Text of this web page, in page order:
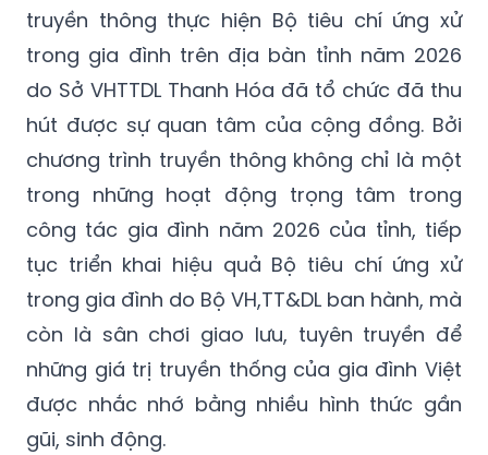
truyền thông thực hiện Bộ tiêu chí ứng xử
trong gia đình trên địa bàn tỉnh năm 2026
do Sở VHTTDL Thanh Hóa đã tổ chức đã thu
hút được sự quan tâm của cộng đồng. Bởi
chương trình truyền thông không chỉ là một
trong những hoạt động trọng tâm trong
công tác gia đình năm 2026 của tỉnh, tiếp
tục triển khai hiệu quả Bộ tiêu chí ứng xử
trong gia đình do Bộ VH,TT&DL ban hành, mà
còn là sân chơi giao lưu, tuyên truyền để
những giá trị truyền thống của gia đình Việt
được nhắc nhớ bằng nhiều hình thức gần
gũi, sinh động.